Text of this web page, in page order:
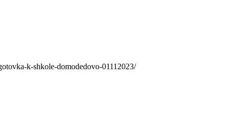
k-shkole-domodedovo-01112023/